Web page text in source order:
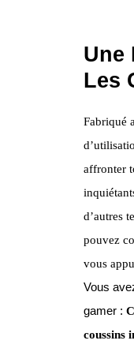
Une
Les
Fabriqué
affronter
d’autres
pouvez
vous
Vous
gamer :
coussins